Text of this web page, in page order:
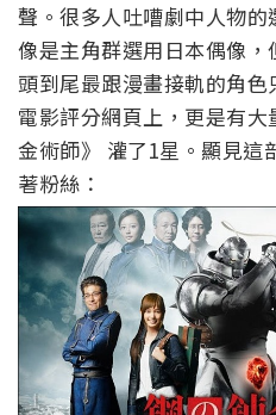
聲。很多人吐嘈劇中人物的
像是主角群選用日本偶像
頭到尾最跟漫畫接軌的角
電影評分網頁上，更是有
金術師》 灌了1星。顯見這
著粉絲：